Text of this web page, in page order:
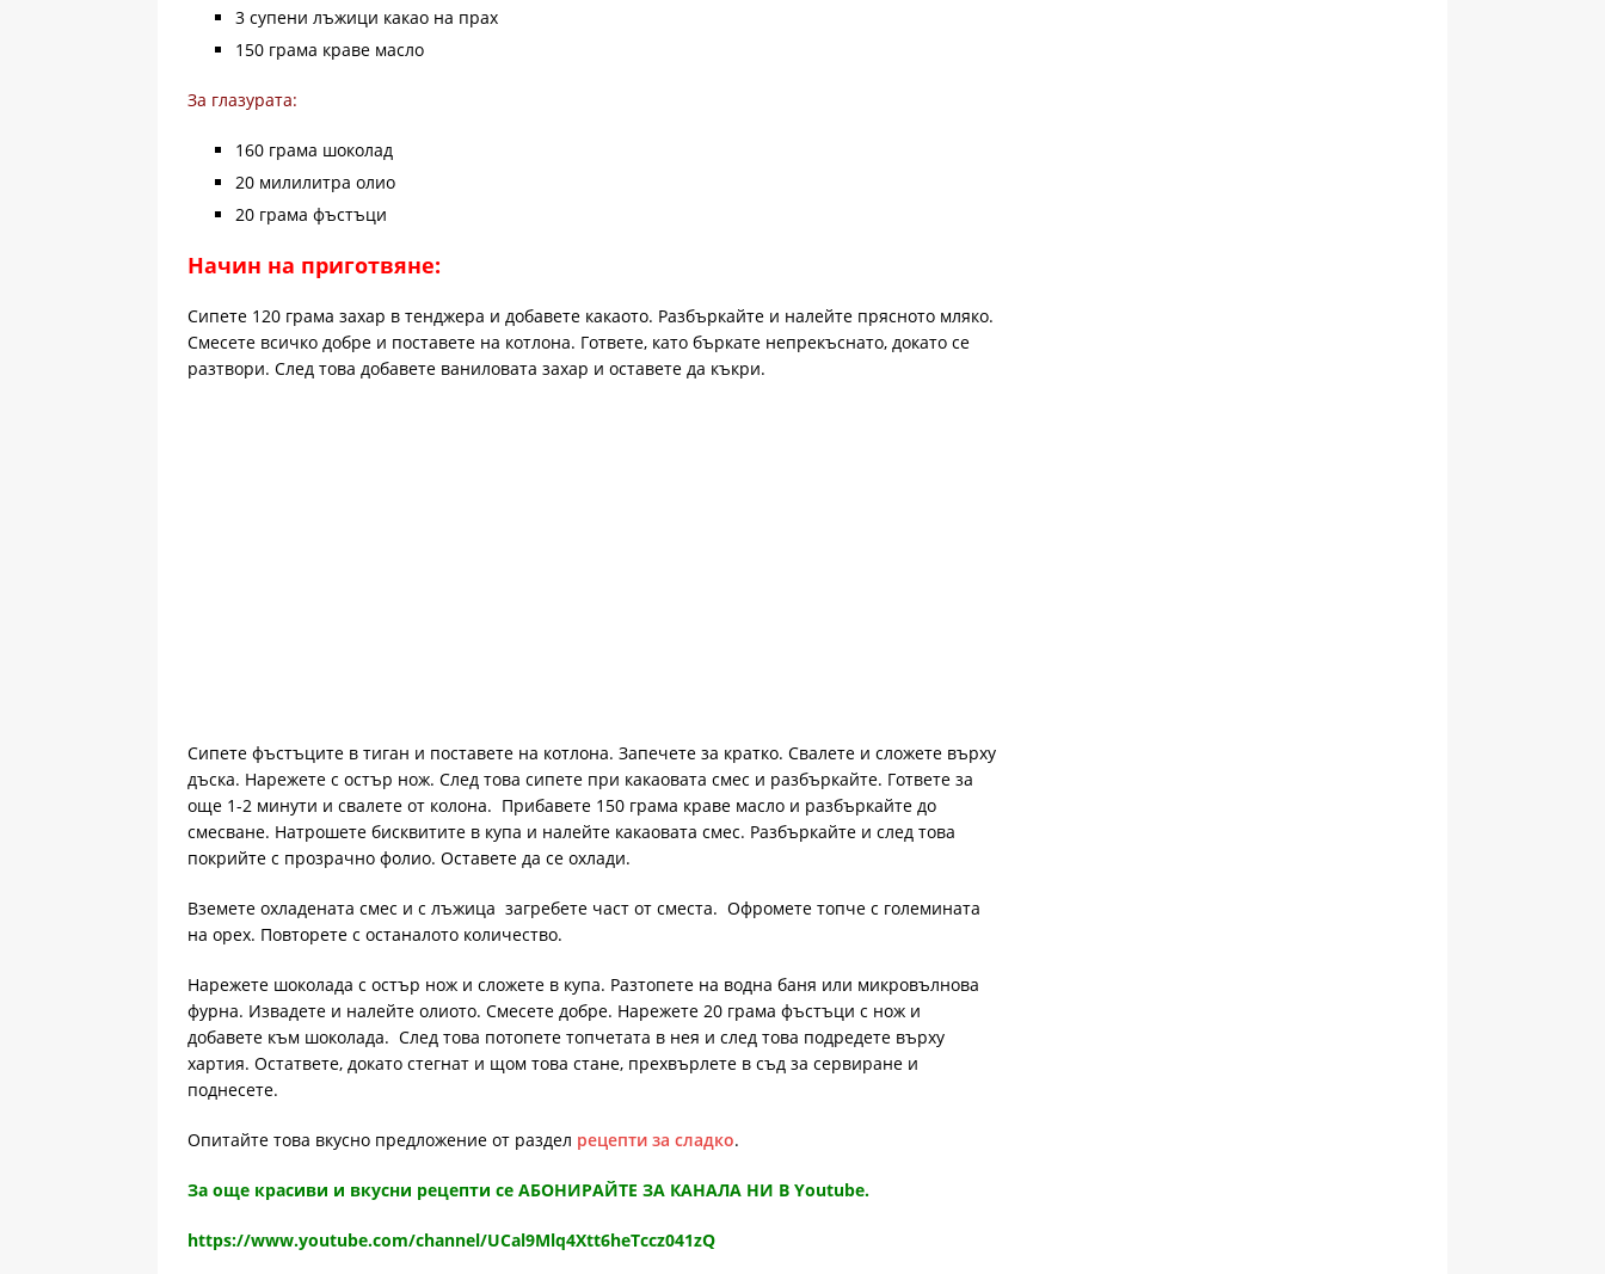
3 супени лъжици какао на прах
150 грама краве масло
За глазурата:
160 грама шоколад
20 милилитра олио
20 грама фъстъци
Начин на приготвяне:
Сипете 120 грама захар в тенджера и добавете какаото. Разбъркайте и налейте прясното мляко.
Смесете всичко добре и поставете на котлона. Гответе, като бъркате непрекъснато, докато се
разтвори. След това добавете ваниловата захар и оставете да къкри.
Сипете фъстъците в тиган и поставете на котлона. Запечете за кратко. Свалете и сложете върху
дъска. Нарежете с остър нож. След това сипете при какаовата смес и разбъркайте. Гответе за
още 1-2 минути и свалете от колона. Прибавете 150 грама краве масло и разбъркайте до
смесване. Натрошете бисквитите в купа и налейте какаовата смес. Разбъркайте и след това
покрийте с прозрачно фолио. Оставете да се охлади.
Вземете охладената смес и с лъжица загребете част от сместа. Офромете топче с големината
на орех. Повторете с останалото количество.
Нарежете шоколада с остър нож и сложете в купа. Разтопете на водна баня или микровълнова
фурна. Извадете и налейте олиото. Смесете добре. Нарежете 20 грама фъстъци с нож и
добавете към шоколада. След това потопете топчетата в нея и след това подредете върху
хартия. Остатвете, докато стегнат и щом това стане, прехвърлете в съд за сервиране и
поднесете.
Опитайте това вкусно предложение от раздел рецепти за сладко.
За още красиви и вкусни рецепти се АБОНИРАЙТЕ ЗА КАНАЛА НИ В Youtube.
https://www.youtube.com/channel/UCal9Mlq4Xtt6heTccz041zQ